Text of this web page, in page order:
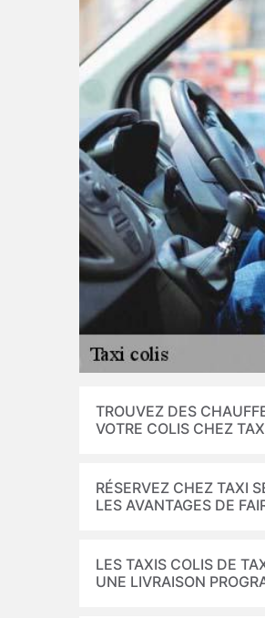
TROUVEZ DES
VOTRE COLIS CHEZ
RÉSERVEZ CHEZ TAXI
LES AVANTAGES DE
LES TAXIS COLIS DE
UNE LIVRAISON